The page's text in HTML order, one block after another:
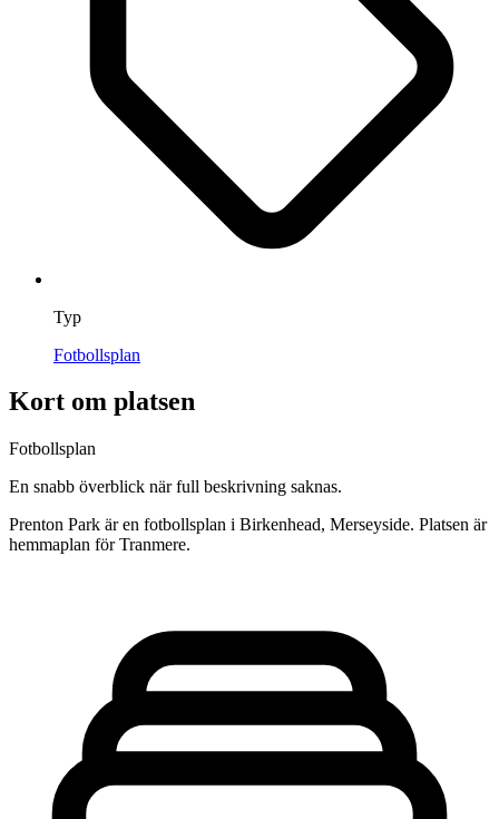
Typ
Fotbollsplan
Kort om platsen
Fotbollsplan
En snabb överblick när full beskrivning saknas.
Prenton Park är en fotbollsplan i Birkenhead, Merseyside. Platsen är
hemmaplan för Tranmere.